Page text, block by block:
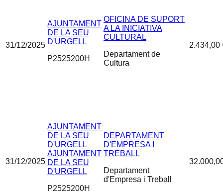
31/12/2025
AJUNTAMENT
DE LA SEU
D'URGELL
P2525200H
OFICINA DE SUPORT
A LA INICIATIVA
CULTURAL
Departament de
Cultura
2.434,00
31/12/2025
AJUNTAMENT
DE LA SEU
D'URGELL
AJUNTAMENT
DE LA SEU
D'URGELL
P2525200H
DEPARTAMENT
D'EMPRESA I
TREBALL
Departament
d'Empresa i Treball